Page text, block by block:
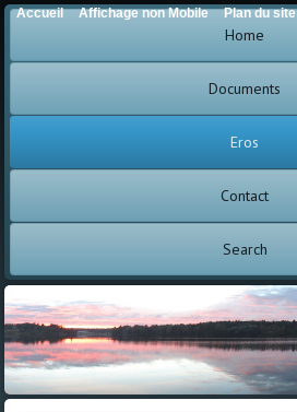
Home
Documents
Eros
Contact
Search
Accueil Affichage non Mobile Plan du site